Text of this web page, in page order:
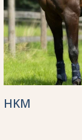
HKM